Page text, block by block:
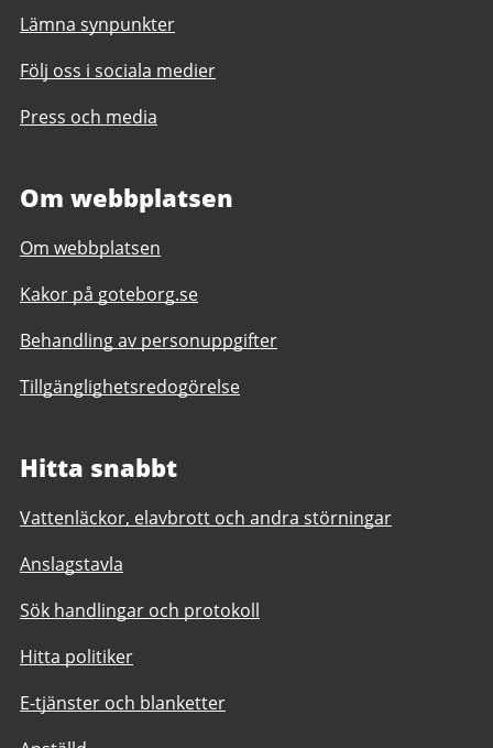
Lämna synpunkter
Följ oss i sociala medier
Press och media
Om webbplatsen
Om webbplatsen
Kakor på goteborg.se
Behandling av personuppgifter
Tillgänglighetsredogörelse
Hitta snabbt
Vattenläckor, elavbrott och andra störningar
Anslagstavla
Sök handlingar och protokoll
Hitta politiker
E-tjänster och blanketter